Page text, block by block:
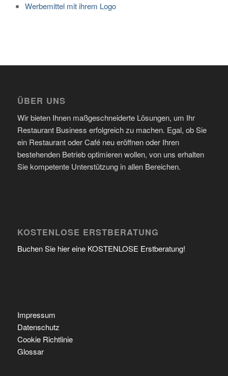
Werbemittel mit ihrem Logo
ÜBER UNS
Wir bieten Ihnen maßgeschneiderte Lösungen, um Ihr
Restaurant Business erfolgreich zu machen. Egal, ob Sie
ein Restaurant oder Café neu eröffnen oder Ihren
bestehenden Betrieb optimieren wollen, von uns erhalten
Sie kompetente Unterstützung in allen Bereichen.
KOSTENLOSE ERSTBERATUNG
Buchen Sie hier eine KOSTENLOSE Erstberatung!
Impressum
Datenschutz
Cookie Richtlinie
Glossar